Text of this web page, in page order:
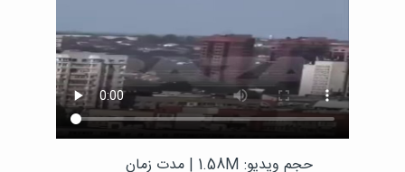
حجم ویدیو: 1.58M |مدت زمان